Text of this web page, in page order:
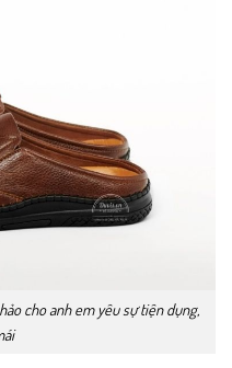
cho anh em yêu sự tiện dụng,